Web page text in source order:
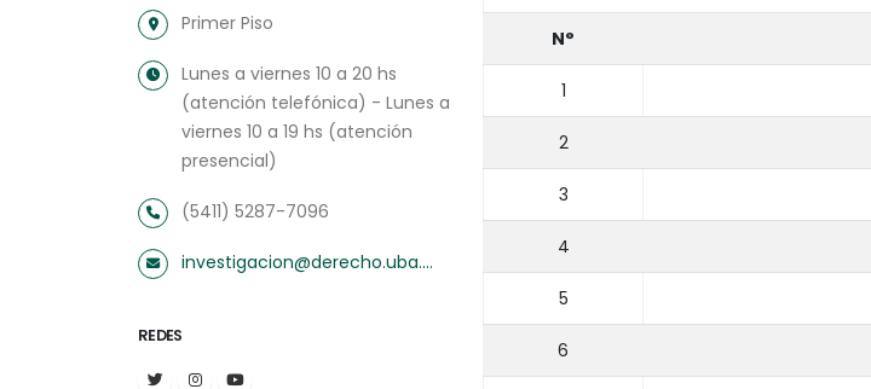
Primer Piso
Lunes a viernes 10 a 20 hs
(atención telefónica) - Lunes a
viernes 10 a 19 hs (atención
presencial)
(5411) 5287-7096
investigacion@derecho.uba.ar
REDES
N°
1
2
3
4
5
6